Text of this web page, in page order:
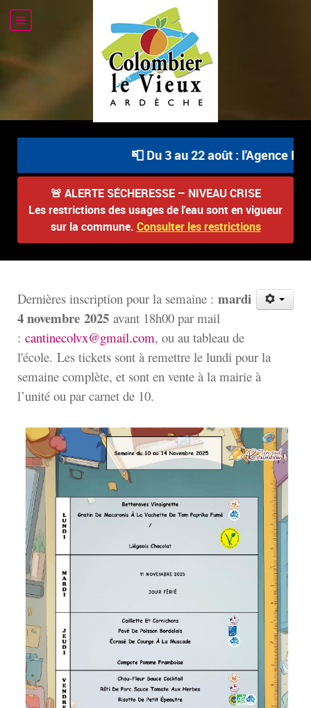
📮 Du 3 au 22 août : l'Agence
🚨 ALERTE SÉCHERESSE – NIVEAU CRISE
Les restrictions des usages de l'eau sont en vigueur
sur la commune. Consulter les restrictions
Dernières inscription pour la semaine : mardi
4 novembre 2025 avant 18h00 par mail
: cantinecolvx@gmail.com, ou au tableau de
l'école. Les tickets sont à remettre le lundi pour la
semaine complète, et sont en vente à la mairie à
l’unité ou par carnet de 10.